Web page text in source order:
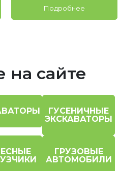
Подробнее
на сайте
ГУСЕНИЧНЫЕ
ЭКСКАВАТОРЫ
ГРУЗОВЫЕ
АВТОМОБИЛИ